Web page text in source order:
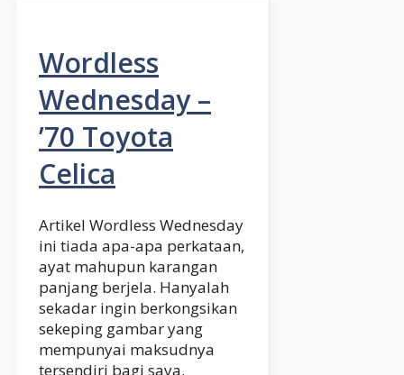
Wordless
Wednesday –
’70 Toyota
Celica
Artikel Wordless Wednesday
ini tiada apa-apa perkataan,
ayat mahupun karangan
panjang berjela. Hanyalah
sekadar ingin berkongsikan
sekeping gambar yang
mempunyai maksudnya
tersendiri bagi saya.